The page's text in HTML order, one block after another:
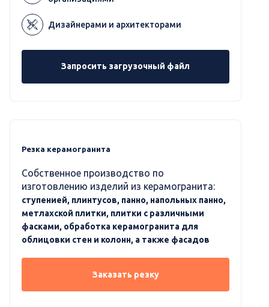
Дизайнерами и архитекторами
Запросить загрузочный файл
Резка керамогранита
Собственное производство по
изготовлению изделий из керамогранита:
ступенией, плинтусов, панно, напольных панно,
метлахской плитки, плитки с различными
фасками, обработка керамогранита для
облицовки стен и колонн, а также фасадов
Заказать резку